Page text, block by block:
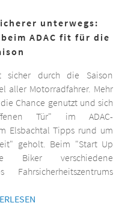
unterwegs:
ADAC fit für die
sicher durch die Saison
aller Motorradfahrer. Mehr
Chance genutzt und sich
Tür" im ADAC-
Elsbachtal Tipps rund um
geholt. Beim "Start Up
verschiedene
Fahrsicherheitszentrums